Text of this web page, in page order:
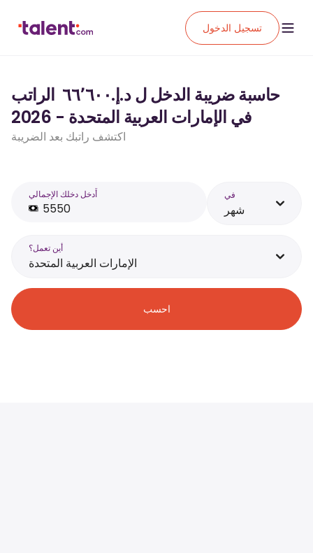
تسجيل الدخول
حاسبة ضريبة الدخل ل د.إ.‏٦٦٬٦٠٠ ‏ الراتب
في الإمارات العربية المتحدة - 2026
اكتشف راتبك بعد الضريبة
أَدخل دخلك الإجمالي في
شهر
أين تعمل؟
الإمارات العربية المتحدة
احسب